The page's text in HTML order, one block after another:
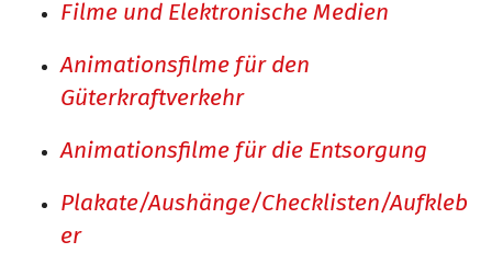
Filme und Elektronische Medien
Animationsfilme für den
Güterkraftverkehr
Animationsfilme für die Entsorgung
Plakate/Aushänge/Checklisten/Aufkleb
er